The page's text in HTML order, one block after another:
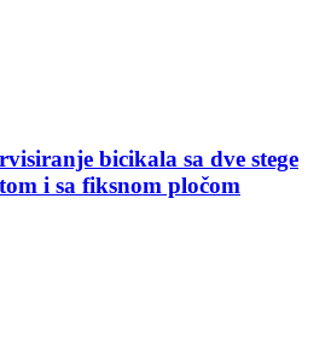
bicikala sa dve stege
i sa fiksnom pločom